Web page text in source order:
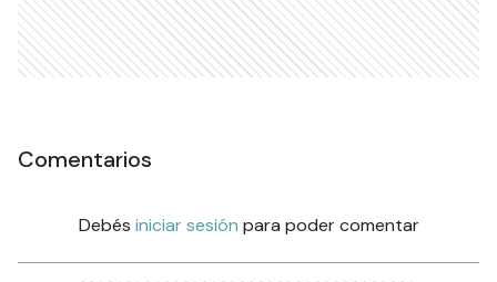
Comentarios
Debés iniciar sesión para poder comentar